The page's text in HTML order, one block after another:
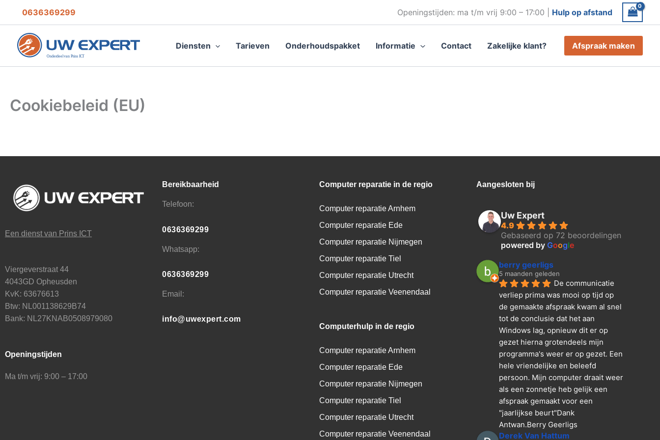
inhoud
0636369299 Openingstijden: ma t/m vrij 9:00 – 17:00 | Hulp op afstand
Diensten Tarieven Onderhoudspakket Informatie Contact Zakelijke klant? Afspraak maken
Cookiebeleid (EU)
Een dienst van Prins ICT
Viergeverstraat 44
4043GD Opheusden
KvK: 63676613
Btw: NL001138629B74
Bank: NL27KNAB0508979080
Openingstijden
Ma t/m vrij: 9:00 – 17:00
Bereikbaarheid
Telefoon:
0636369299
Whatsapp:
0636369299
Email:
info@uwexpert.com
Computer reparatie in de regio
Computer reparatie Arnhem
Computer reparatie Ede
Computer reparatie Nijmegen
Computer reparatie Tiel
Computer reparatie Utrecht
Computer reparatie Veenendaal
Computerhulp in de regio
Computer reparatie Arnhem
Computer reparatie Ede
Computer reparatie Nijmegen
Computer reparatie Tiel
Computer reparatie Utrecht
Computer reparatie Veenendaal
Aangesloten bij
Uw Expert
4.9
Gebaseerd op 72 beoordelingen
powered by Google
berry geerligs
5 maanden geleden
De communicatie
verliep prima was mooi op tijd op
de gemaakte afspraak kwam al snel
tot de conclusie dat het aan
Windows lag, opnieuw dit er op
gezet hierna grotendeels mijn
programma's weer er op gezet. Een
hele vriendelijke en beleefd
persoon. Mijn computer draait weer
als een zonnetje heb gelijk een
afspraak gemaakt voor een
"jaarlijkse beurt"Dank
Antwan.Berry Geerligs
Derek Van Hattum